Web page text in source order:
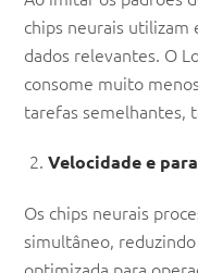
chips neurais utilizam
dados relevantes. O
consome muito
tarefas semelhantes,
Velocidade e
Os chips neurais
simultâneo,